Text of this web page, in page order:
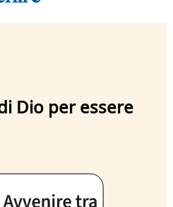
Dio per essere